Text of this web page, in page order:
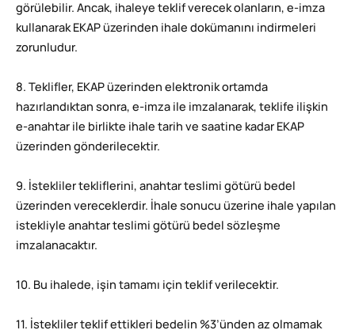
görülebilir. Ancak, ihaleye teklif verecek olanların, e-imza
kullanarak EKAP üzerinden ihale dokümanını indirmeleri
zorunludur.
8. Teklifler, EKAP üzerinden elektronik ortamda
hazırlandıktan sonra, e-imza ile imzalanarak, teklife ilişkin
e-anahtar ile birlikte ihale tarih ve saatine kadar EKAP
üzerinden gönderilecektir.
9. İstekliler tekliflerini, anahtar teslimi götürü bedel
üzerinden vereceklerdir. İhale sonucu üzerine ihale yapılan
istekliyle anahtar teslimi götürü bedel sözleşme
imzalanacaktır.
10. Bu ihalede, işin tamamı için teklif verilecektir.
11. İstekliler teklif ettikleri bedelin %3’ünden az olmamak